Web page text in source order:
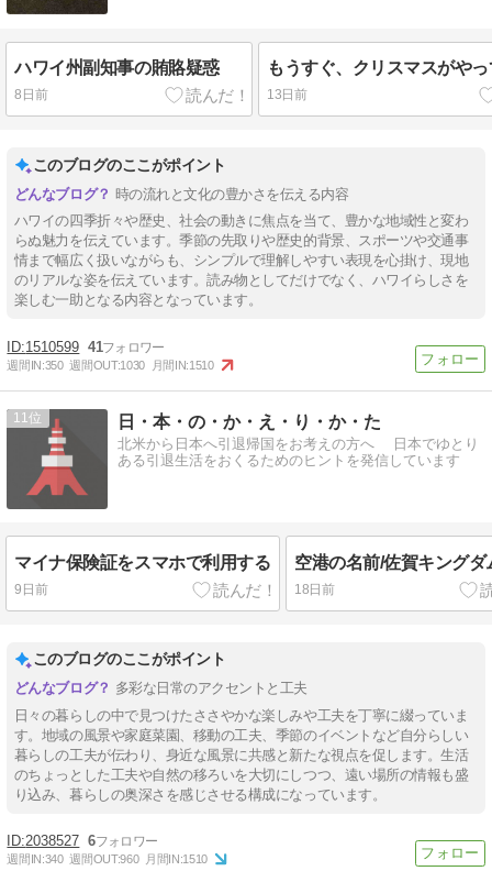
ハワイ州副知事の賄賂疑惑
8日前
もうすぐ、クリスマスがや
13日前
このブログのここがポイント
時の流れと文化の豊かさを伝える内容
ハワイの四季折々や歴史、社会の動きに焦点を当て、豊かな地域性と変わ
らぬ魅力を伝えています。季節の先取りや歴史的背景、スポーツや交通事
情まで幅広く扱いながらも、シンプルで理解しやすい表現を心掛け、現地
のリアルな姿を伝えています。読み物としてだけでなく、ハワイらしさを
楽しむ一助となる内容となっています。
1510599 41
週間IN:350 週間OUT:1030 月間IN:1510
11 日・本・の・か・え・り・か・た
北米から日本へ引退帰国をお考えの方へ 日本でゆとり
ある引退生活をおくるためのヒントを発信しています
マイナ保険証をスマホで利用する
9日前
空港の名前/佐賀キングダ
18日前
このブログのここがポイント
多彩な日常のアクセントと工夫
日々の暮らしの中で見つけたささやかな楽しみや工夫を丁寧に綴っていま
す。地域の風景や家庭菜園、移動の工夫、季節のイベントなど自分らしい
暮らしの工夫が伝わり、身近な風景に共感と新たな視点を促します。生活
のちょっとした工夫や自然の移ろいを大切にしつつ、遠い場所の情報も盛
り込み、暮らしの奥深さを感じさせる構成になっています。
2038527 6
週間IN:340 週間OUT:960 月間IN:1510